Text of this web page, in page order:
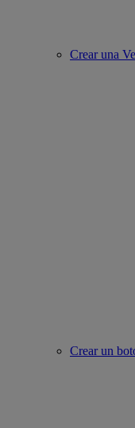
Crear una
Crear un